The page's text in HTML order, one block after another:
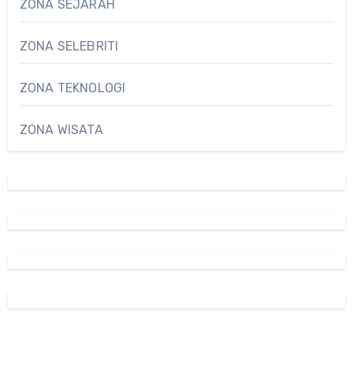
ZONA SEJARAH
ZONA SELEBRITI
ZONA TEKNOLOGI
ZONA WISATA